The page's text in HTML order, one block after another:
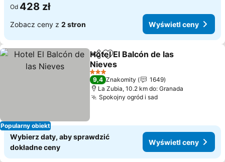
Od 428 zł
Zobacz ceny z 2 stron Wyświetl ceny
Popularny obiekt
Udostępnij
Dodaj do ulubionych
Hotel El Balcón de las
Nieves
Wyświetl ceny
3 Kategoria
9,4 Znakomity
1649
La Zubia, 10.2 km do: Granada
Spokojny ogród i sadWyświetl ceny
Wybierz daty, aby sprawdzić
dokładne ceny
Wyświetl ceny